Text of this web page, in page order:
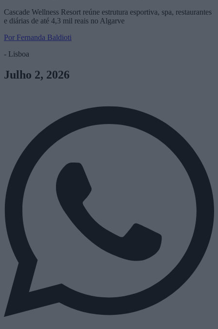
Cascade Wellness Resort reúne estrutura esportiva, spa, restaurantes
e diárias de até 4,3 mil reais no Algarve
Por Fernanda Baldioti
- Lisboa
Julho 2, 2026